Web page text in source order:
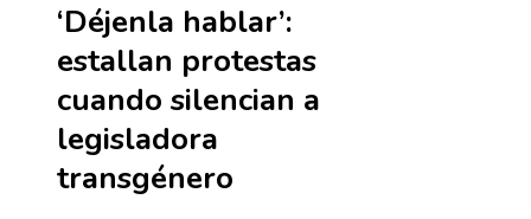
‘Déjenla hablar’:
estallan protestas
cuando silencian a
legisladora
transgénero